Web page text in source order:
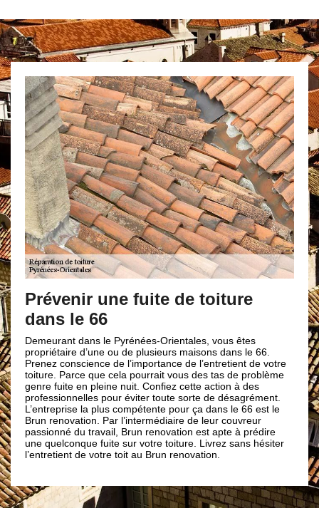
Prévenir une fuite de toiture
dans le 66
Demeurant dans le Pyrénées-Orientales, vous êtes
propriétaire d’une ou de plusieurs maisons dans le 66.
Prenez conscience de l’importance de l’entretient de votre
toiture. Parce que cela pourrait vous des tas de problème
genre fuite en pleine nuit. Confiez cette action à des
professionnelles pour éviter toute sorte de désagrément.
L’entreprise la plus compétente pour ça dans le 66 est le
Brun renovation. Par l’intermédiaire de leur couvreur
passionné du travail, Brun renovation est apte à prédire
une quelconque fuite sur votre toiture. Livrez sans hésiter
l’entretient de votre toit au Brun renovation.